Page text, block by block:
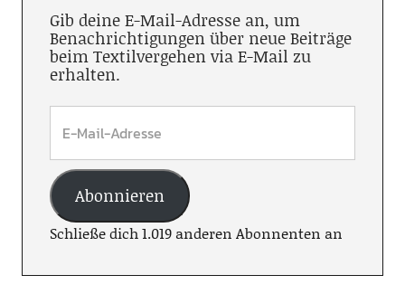
Gib deine E-Mail-Adresse an, um
Benachrichtigungen über neue Beiträge
beim Textilvergehen via E-Mail zu
erhalten.
Abonnieren
Schließe dich 1.019 anderen Abonnenten an